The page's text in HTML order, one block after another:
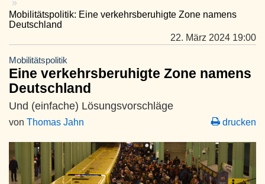
Mobilitätspolitik: Eine verkehrsberuhigte Zone namens
Deutschland
22. März 2024 19:00
Mobilitätspolitik
Eine verkehrsberuhigte Zone namens
Deutschland
Und (einfache) Lösungsvorschläge
von Thomas Jahn drucken